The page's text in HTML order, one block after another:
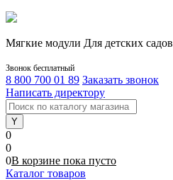
Мягкие модули Для детских садов
Звонок бесплатный
8 800 700 01 89 Заказать звонок
Написать директору
0
0
0В корзине пока пусто
Каталог товаров